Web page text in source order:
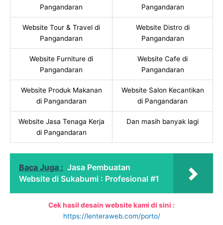
Pangandaran Pangandaran
Website Tour & Travel di
Pangandaran
Website Distro di
Pangandaran
Website Furniture di
Pangandaran
Website Cafe di
Pangandaran
Website Produk Makanan
di Pangandaran
Website Salon Kecantikan
di Pangandaran
Website Jasa Tenaga Kerja
di Pangandaran
Dan masih banyak lagi
Baca Juga : Jasa Pembuatan
Website di Sukabumi : Profesional #1
Cek hasil desain website kami di sini :
https://lenteraweb.com/porto/